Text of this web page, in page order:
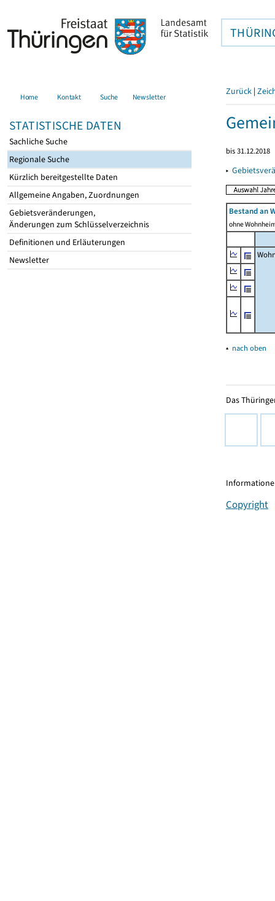
Home Kontakt Suche Newsletter
STATISTISCHE DATEN
Sachliche Suche
Regionale Suche
Kürzlich bereitgestellte Daten
Allgemeine Angaben, Zuordnungen
Gebietsveränderungen,
Änderungen zum Schlüsselverzeichnis
Definitionen und Erläuterungen
Newsletter
Zurück |
bis 31.12.2018
▸
Bestand an
ohne
▴ nach oben
Das
Copyright